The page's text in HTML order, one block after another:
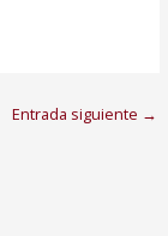
Entrada siguiente →